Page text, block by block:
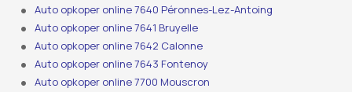
Auto opkoper online 7640 Péronnes-Lez-Antoing
Auto opkoper online 7641 Bruyelle
Auto opkoper online 7642 Calonne
Auto opkoper online 7643 Fontenoy
Auto opkoper online 7700 Mouscron